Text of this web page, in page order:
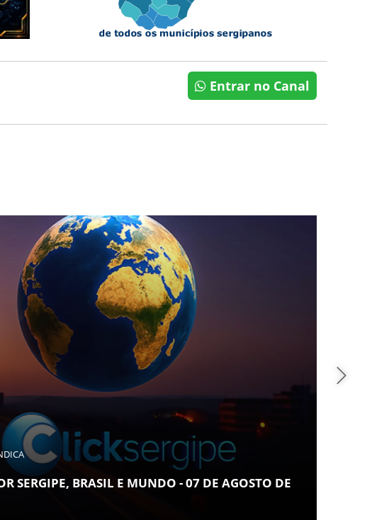
Entrar no Canal
COTIDIANO
ARACAJU REGISTRA RECORDE NO IDEB E ALCANÇA 1°
LUGAR EM CRESCIMENTO ENTRE AS CAPITAIS DO